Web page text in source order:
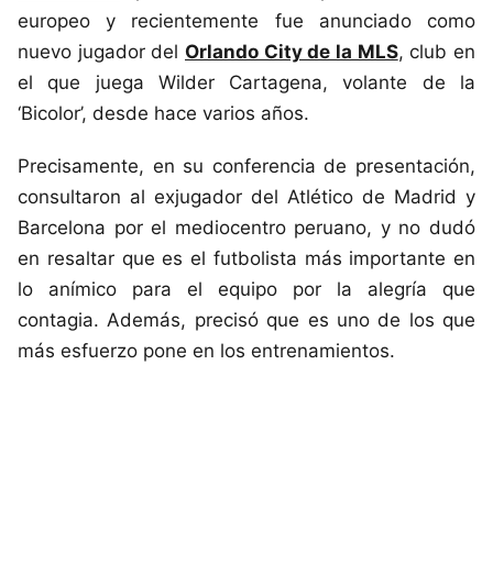
europeo y recientemente fue anunciado como
nuevo jugador del Orlando City de la MLS, club en
el que juega Wilder Cartagena, volante de la
‘Bicolor’, desde hace varios años.
Precisamente, en su conferencia de presentación,
consultaron al exjugador del Atlético de Madrid y
Barcelona por el mediocentro peruano, y no dudó
en resaltar que es el futbolista más importante en
lo anímico para el equipo por la alegría que
contagia. Además, precisó que es uno de los que
más esfuerzo pone en los entrenamientos.